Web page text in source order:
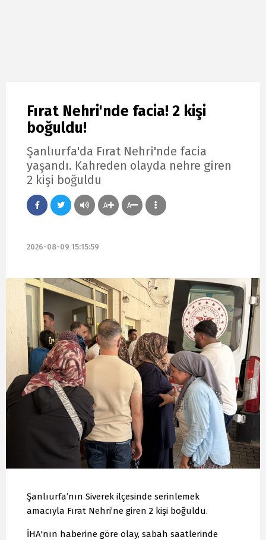
Fırat Nehri'nde facia! 2 kişi
boğuldu!
Şanlıurfa'da Fırat Nehri'nde facia
yaşandı. Kahreden olayda nehre giren
2 kişi boğuldu
A A
2026-08-09 15:15:59
Şanlıurfa’nın Siverek ilçesinde serinlemek
amacıyla Fırat Nehri’ne giren 2 kişi boğuldu.
İHA'nın haberine göre olay, sabah saatlerinde